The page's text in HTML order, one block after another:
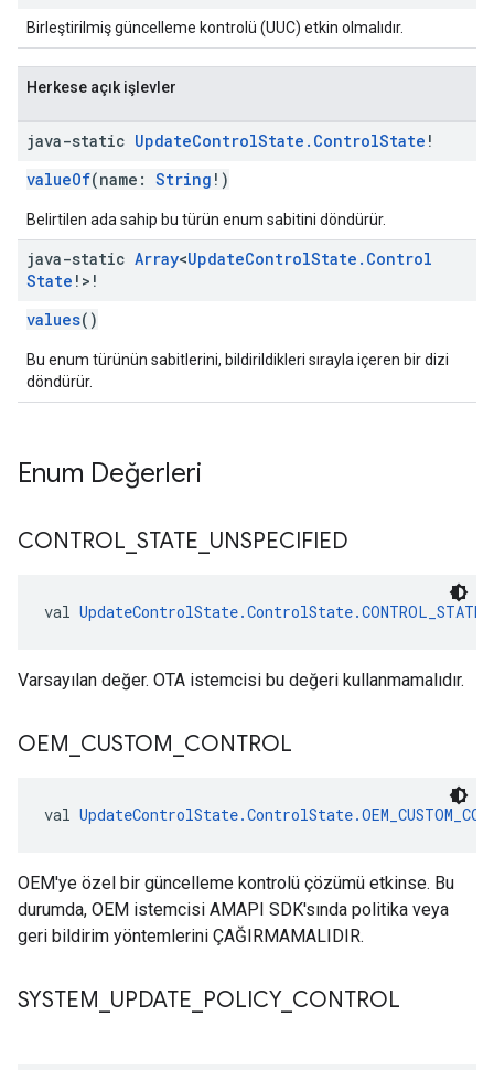
Birleştirilmiş güncelleme kontrolü (UUC) etkin olmalıdır.
Herkese açık işlevler
java-static UpdateControlState . ControlState !
valueOf(name: String !)
Belirtilen ada sahip bu türün enum sabitini döndürür.
java-static Array<UpdateControlState . Control
State !>!
values()
Bu enum türünün sabitlerini, bildirildikleri sırayla içeren bir dizi
döndürür.
Enum Değerleri
CONTROL STATE UNSPECIFIED
val
Varsayılan değer. OTA istemcisi bu değeri kullanmamalıdır.
OEM CUSTOM CONTROL
val
OEM'ye özel bir güncelleme kontrolü çözümü etkinse. Bu
durumda, OEM istemcisi AMAPI SDK'sında politika veya
geri bildirim yöntemlerini ÇAĞIRMAMALIDIR.
SYSTEM UPDATE POLICY_ CONTROL